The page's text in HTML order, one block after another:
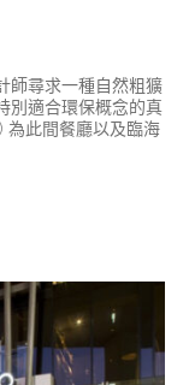
師尋求一種自然粗獷
別適合環保概念的真
為此間餐廳以及臨海